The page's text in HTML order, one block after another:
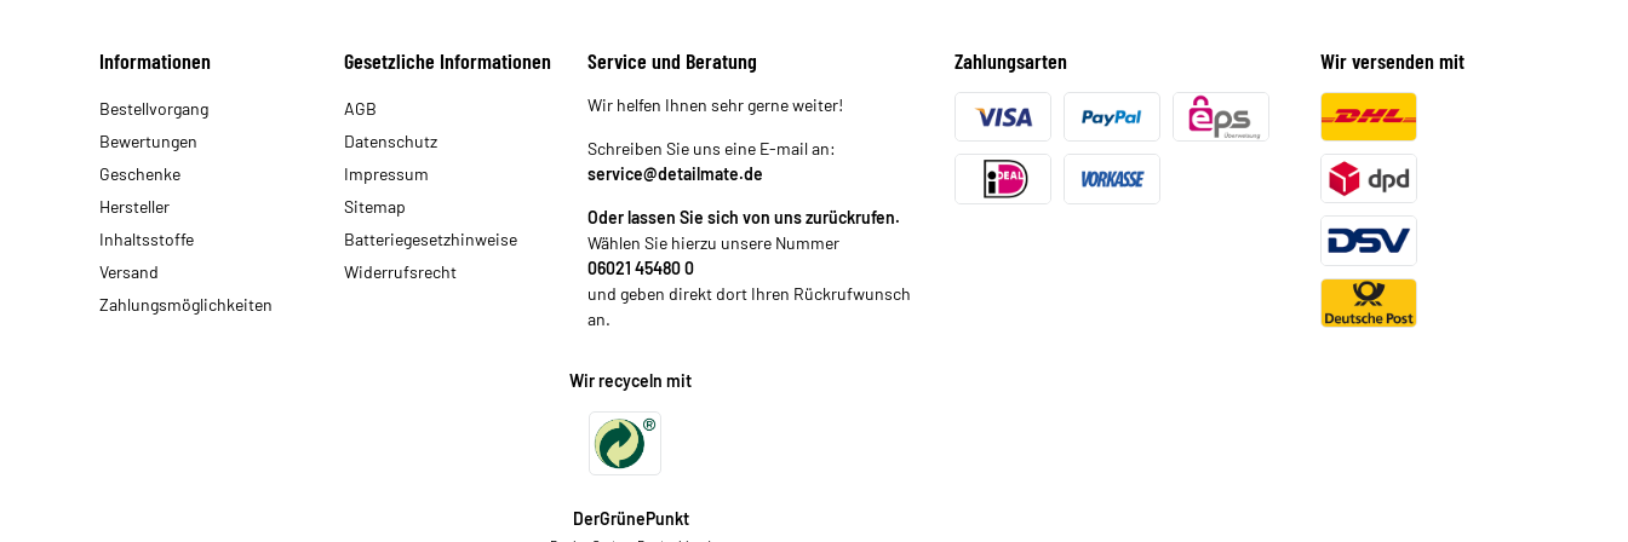
Informationen
Bestellvorgang
Bewertungen
Geschenke
Hersteller
Inhaltsstoffe
Versand
Zahlungsmöglichkeiten
Gesetzliche Informationen
AGB
Datenschutz
Impressum
Sitemap
Batteriegesetzhinweise
Widerrufsrecht
Service und Beratung
Wir helfen Ihnen sehr gerne weiter!
Schreiben Sie uns eine E-mail an:
service@detailmate.de
Oder lassen Sie sich von uns zurückrufen.
Wählen Sie hierzu unsere Nummer
06021 45480 0
und geben direkt dort Ihren Rückrufwunsch
an.
Zahlungsarten Wir versenden mit
Wir recyceln mit
DerGrünePunkt